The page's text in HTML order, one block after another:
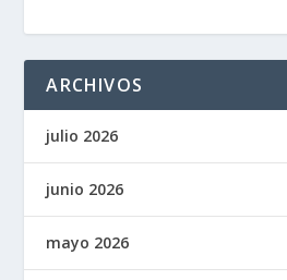
ARCHIVOS
julio 2026
junio 2026
mayo 2026